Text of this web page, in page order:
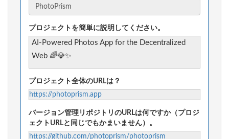
プロジェクトを簡単に説明してください。
AI-Powered Photos App for the Decentralized
Web 🌈💎✨
プロジェクト全体のURLは？
https://photoprism.app
バージョン管理リポジトリのURLは何ですか（プロジ
ェクトURLと同じでもかまいません）。
https://github.com/photoprism/photoprism